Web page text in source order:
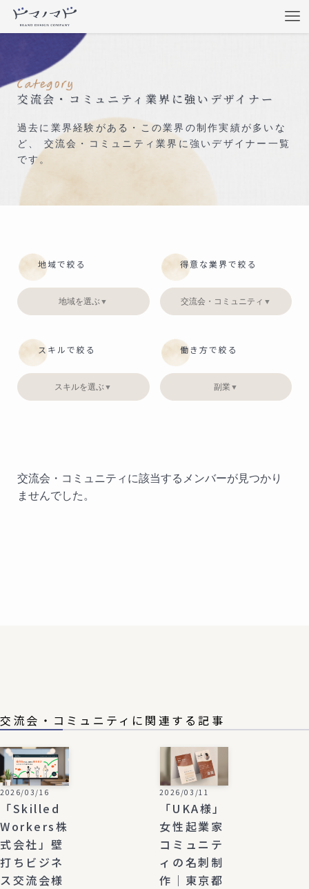
交流会・コミュニティ業界に強いデザイナー
過去に業界経験がある・この業界の制作実績が多いな
ど、 交流会・コミュニティ業界に強いデザイナー一覧
です。
地域で絞る
地域を選ぶ ▼
得意な業界で絞る
交流会・コミュニティ ▼
スキルで絞る
スキルを選ぶ ▼
働き方で絞る
副業▼
交流会・コミュニティに該当するメンバーが見つかり
ませんでした。
交流会・コミュニティに関連する記事
2026/03/16
「Skilled
Workers株
式会社」壁
打ちビジネ
ス交流会様
2026/03/11
「UKA様」
女性起業家
コミュニテ
ィの名刺制
作｜東京都